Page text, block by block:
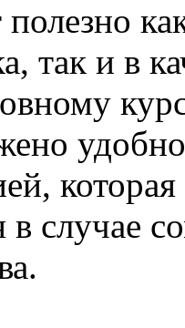
так и в
в случае